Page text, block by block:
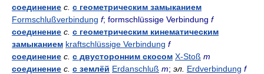
соединение с. с геометрическим замыканием
Formschlußverbindung f; formschlüssige Verbindung f
соединение с. с геометрическим кинематическим
замыканием kraftschlüssige Verbindung f
соединение с. с двусторонним скосом X-Stoß m
соединение с. с землёй Erdanschluß m; эл. Erdverbindung f